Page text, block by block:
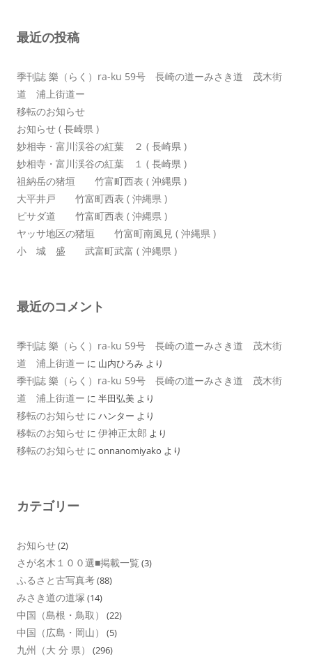
ョ
最近の投稿
季刊誌 樂（らく）ra-ku 59号 長崎の道ーみさき道 茂木街
道 浦上街道ー
移転のお知らせ
お知らせ ( 長崎県 )
妙相寺・富川渓谷の紅葉 ２ ( 長崎県 )
妙相寺・富川渓谷の紅葉 １ ( 長崎県 )
祖納岳の猪垣 竹富町西表 ( 沖縄県 )
大平井戸 竹富町西表 ( 沖縄県 )
ピサダ道 竹富町西表 ( 沖縄県 )
ヤッサ地区の猪垣 竹富町南風見 ( 沖縄県 )
小 城 盛 武富町武富 ( 沖縄県 )
最近のコメント
季刊誌 樂（らく）ra-ku 59号 長崎の道ーみさき道 茂木街
道 浦上街道ー に 山内ひろみ より
季刊誌 樂（らく）ra-ku 59号 長崎の道ーみさき道 茂木街
道 浦上街道ー に 半田弘美 より
移転のお知らせ に ハンター より
移転のお知らせ に 伊神正太郎 より
移転のお知らせ に onnanomiyako より
カテゴリー
お知らせ(2)
さが名木１００選■掲載一覧 (3)
ふるさと古写真考(88)
みさき道の道塚 (14)
中国（島根・鳥取） (22)
中国（広島・岡山） (5)
九州（大 分 県） (296)